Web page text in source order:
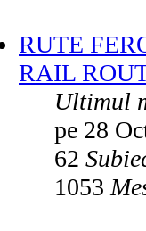
RUTE
RAIL
Ultimul
pe 28
62
1053